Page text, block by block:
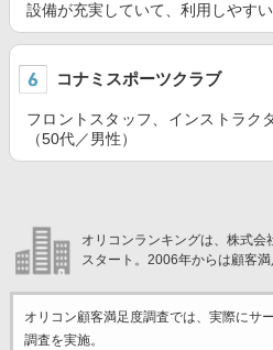
設備が充実していて、利用しやすい
コナミスポーツクラブ
フロントスタッフ、インストラク
（50代／男性）
オリコンランキングは、株式会
スタート。2006年からは顧客満
オリコン顧客満足度調査では、実際にサ
調査を実施。